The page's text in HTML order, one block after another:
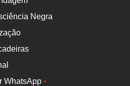
Negra
WhatsApp•